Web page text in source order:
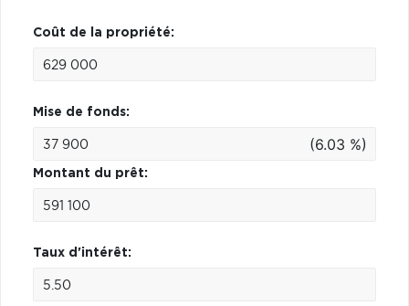
Coût de la propriété:
Mise de fonds:
(6.03 %)
Montant du prêt:
Taux d'intérêt: